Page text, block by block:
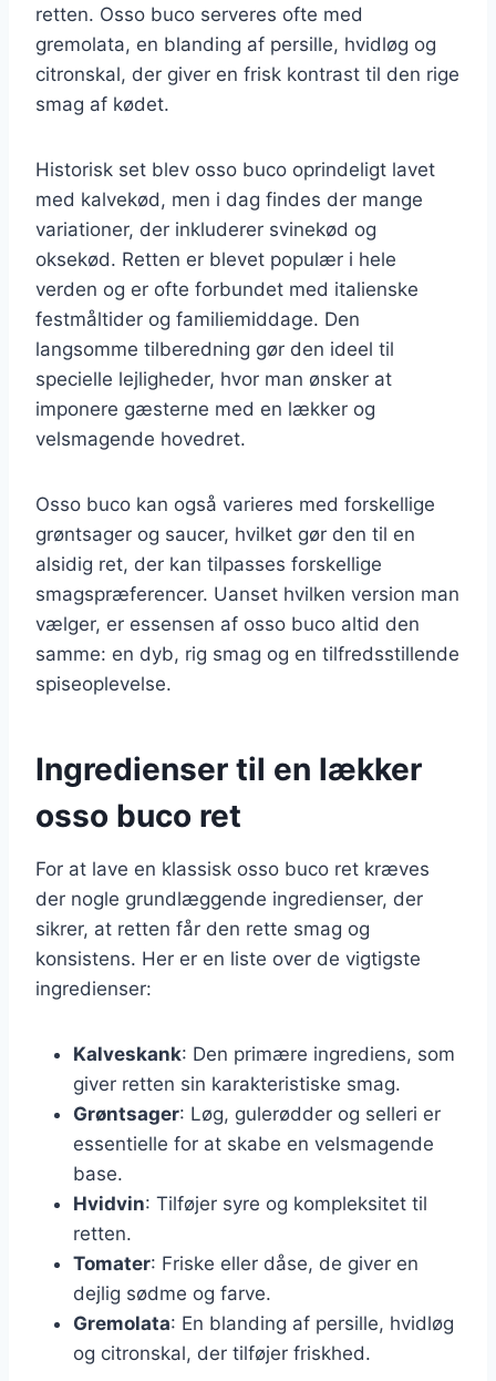
retten. Osso buco serveres ofte med
gremolata, en blanding af persille, hvidløg og
citronskal, der giver en frisk kontrast til den rige
smag af kødet.
Historisk set blev osso buco oprindeligt lavet
med kalvekød, men i dag findes der mange
variationer, der inkluderer svinekød og
oksekød. Retten er blevet populær i hele
verden og er ofte forbundet med italienske
festmåltider og familiemiddage. Den
langsomme tilberedning gør den ideel til
specielle lejligheder, hvor man ønsker at
imponere gæsterne med en lækker og
velsmagende hovedret.
Osso buco kan også varieres med forskellige
grøntsager og saucer, hvilket gør den til en
alsidig ret, der kan tilpasses forskellige
smagspræferencer. Uanset hvilken version man
vælger, er essensen af osso buco altid den
samme: en dyb, rig smag og en tilfredsstillende
spiseoplevelse.
Ingredienser til en lækker
osso buco ret
For at lave en klassisk osso buco ret kræves
der nogle grundlæggende ingredienser, der
sikrer, at retten får den rette smag og
konsistens. Her er en liste over de vigtigste
ingredienser:
Kalveskank: Den primære ingrediens, som
giver retten sin karakteristiske smag.
Grøntsager: Løg, gulerødder og selleri er
essentielle for at skabe en velsmagende
base.
Hvidvin: Tilføjer syre og kompleksitet til
retten.
Tomater: Friske eller dåse, de giver en
dejlig sødme og farve.
Gremolata: En blanding af persille, hvidløg
og citronskal, der tilføjer friskhed.